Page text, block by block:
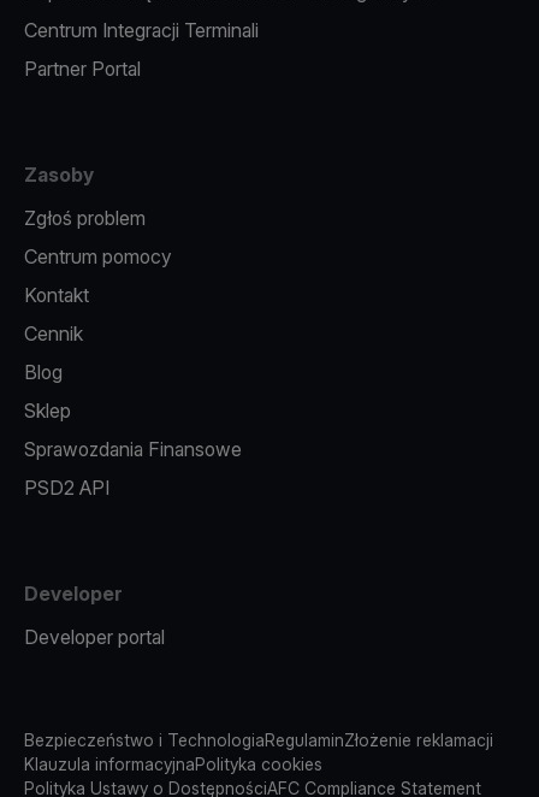
Centrum Integracji Terminali
Partner Portal
Zasoby
Zgłoś problem
Centrum pomocy
Kontakt
Cennik
Blog
Sklep
Sprawozdania Finansowe
PSD2 API
Developer
Developer portal
Bezpieczeństwo i TechnologiaRegulaminZłożenie reklamacji
Klauzula informacyjnaPolityka cookies
Polityka Ustawy o DostępnościAFC Compliance Statement